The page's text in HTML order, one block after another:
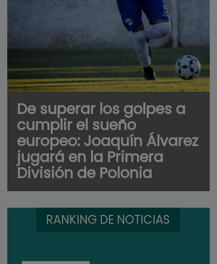
De superar los golpes a
cumplir el sueño
europeo: Joaquín Álvarez
jugará en la Primera
División de Polonia
RANKING DE NOTICIAS